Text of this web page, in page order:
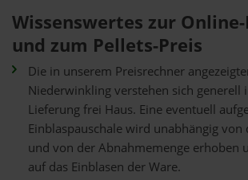
Wissenswertes zur
und zum Pellets-Preis
Die in unserem Preisrechner
Niederwinkling verstehen sich generell
Lieferung frei Haus. Eine eventuell
Einblaspauschale wird unabhängig von
und von der Abnahmemenge erhoben
auf das Einblasen der Ware.